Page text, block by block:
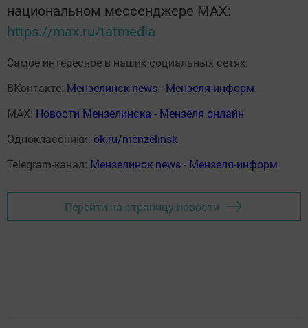
национальном мессенджере MАХ:
https://max.ru/tatmedia
Самое интересное в наших социальных сетях:
ВКонтакте: Мензелинск news - Мензеля-информ
MAX: Новости Мензелинска - Мензеля онлайн
Одноклассники: ok.ru/menzelinsk
Telegram-канал: Мензелинск news - Мензеля-информ
Перейти на страницу новости